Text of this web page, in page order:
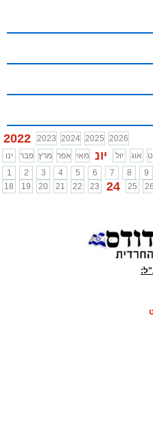
2022 2023 2024 2025 2026
ינו
פבר מרץ אפר מאי יונ יול אוג
1
2 3 4 5 6 7 8 9
18
19 20 21 22 23 24 25 26